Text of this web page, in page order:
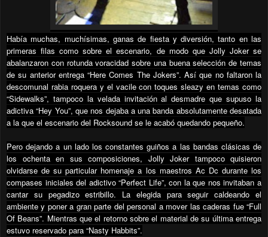
Había muchas, muchísimas, ganas de fiesta y diversión, tanto en las
primeras filas como sobre el escenario, de modo que Jolly Joker se
abalanzaron con rotunda voracidad sobre una buena selección de temas
de su anterior entrega “Here Comes The Jokers”. Así que no faltaron la
descomunal rabia roquera y el vacile con toques sleazy en temas como
“Sidewalks”, tampoco la velada invitación al desmadre que supuso la
adictiva “Hey You”, que nos dejaba a una banda absolutamente desatada
a la que el escenario del Rocksound se le acabó quedando pequeño.
Pero dejando a un lado los constantes guiños a las bandas clásicas de
los ochenta en sus composiciones, Jolly Joker tampoco quisieron
olvidarse de su particular homenaje a los maestros Ac Dc durante los
compases iniciales del adictivo “Perfect Life”, con la que nos invitaban a
cantar su pegadizo estribillo. La elegida para seguir caldeando el
ambiente y poner a gran parte del personal a mover las caderas fue “Full
Of Beans”. Mientras que el retorno sobre el material de su última entrega
estuvo reservado para “Nasty Habbits”.